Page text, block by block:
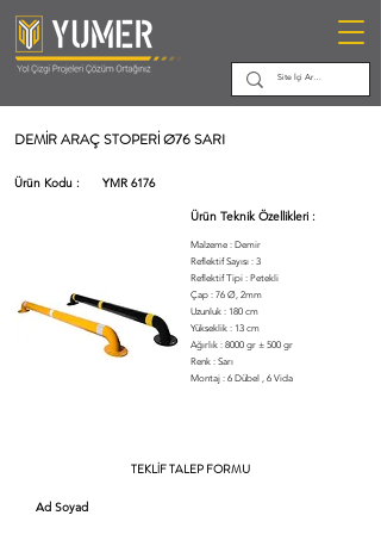
DEMİR ARAÇ STOPERİ Ø76 SARI
Ürün Kodu : YMR 6176
Ürün Teknik Özellikleri :
Malzeme : Demir
Reflektif Sayısı : 3
Reflektif Tipi : Petekli
Çap : 76 Ø, 2mm
Uzunluk : 180 cm
Yükseklik : 13 cm
Ağırlık : 8000 gr ± 500 gr
Renk : Sarı
Montaj : 6 Dübel , 6 Vida
TEKLİF TALEP FORMU
Ad Soyad